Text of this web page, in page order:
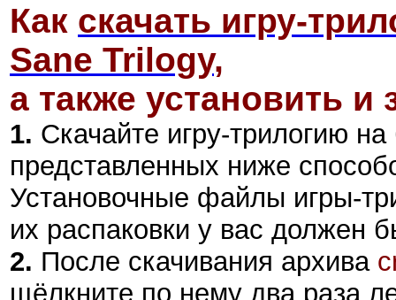
Как скачать игру-
Sane Trilogy,
а также установить и
1. Скачайте игру-трилогию
представленных ниже
Установочные файлы игры-
их распаковки у вас должен
2. После скачивания архива
щёлкните по нему два раза